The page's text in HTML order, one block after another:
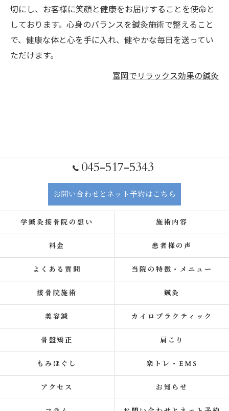
切にし、お客様に笑顔と健康をお届けすることを使命と
しております。心身のバランスを鍼灸施術で整えること
で、健康な体と心を手に入れ、健やかな毎日を送ってい
ただけます。
富岡でリラックス効果の鍼灸
045-517-5343
お問い合わせとネット予約はこちら
学鍼灸接骨院の想い 施術内容
料金 患者様の声
よくある質問 当院の特徴・メニュー
接骨院施術 鍼灸
美容鍼 カイロプラクティック
骨盤矯正 肩こり
もみほぐし 楽トレ・EMS
アクセス お知らせ